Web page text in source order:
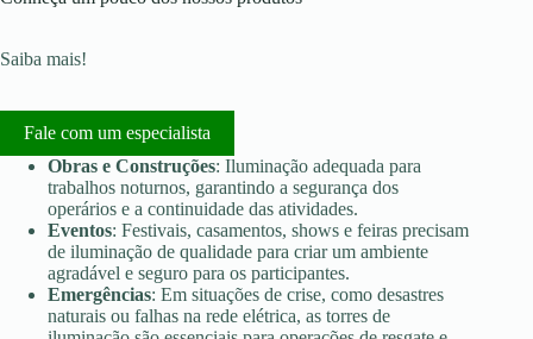
Saiba mais!
Fale com um especialista
Obras e Construções: Iluminação adequada para
trabalhos noturnos, garantindo a segurança dos
operários e a continuidade das atividades.
Eventos: Festivais, casamentos, shows e feiras precisam
de iluminação de qualidade para criar um ambiente
agradável e seguro para os participantes.
Emergências: Em situações de crise, como desastres
naturais ou falhas na rede elétrica, as torres de